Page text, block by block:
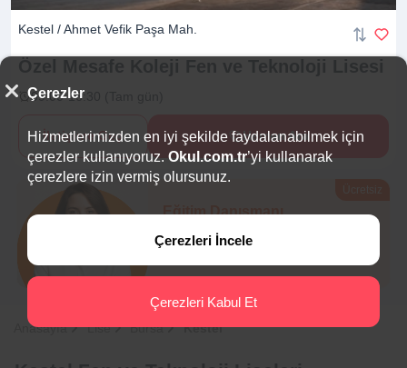
Kestel / Ahmet Vefik Paşa Mah.
09:00-16:30 (Tam gün)
İletişime Geç Hemen Ara
Eğitim Danışmanı
Sana en uygun
Anasayfa Lise Bursa Kestel
Çerezler
Hizmetlerimizden en iyi şekilde faydalanabilmek için
çerezler kullanıyoruz. Okul.com.tr’yi kullanarak
çerezlere izin vermiş olursunuz.
Çerezleri İncele
Çerezleri Kabul Et